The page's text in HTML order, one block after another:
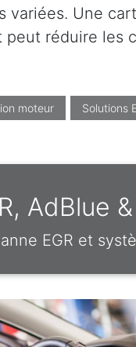
variées. Une
réduire les
moteur Solutions
AdBlue
EGR et